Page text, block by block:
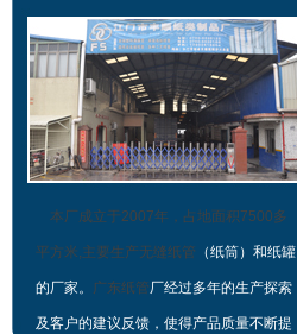
本厂成立于2007年，占地面积7500多
平方米,主要生产无缝纸管 （纸筒）和纸罐
的厂家。 广东纸管厂经过多年的生产探索
及客户的建议反馈，使得产品质量不断提
无缝抛光管